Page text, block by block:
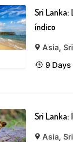
Sri Lanka:
índico
Asia,
9
Sri Lanka:
Asia,